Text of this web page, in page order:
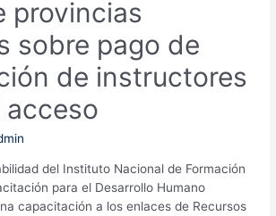
provincias
sobre pago de
de instructores
del Instituto Nacional de Formación
para el Desarrollo Humano
capacitación a los enlaces de Recursos